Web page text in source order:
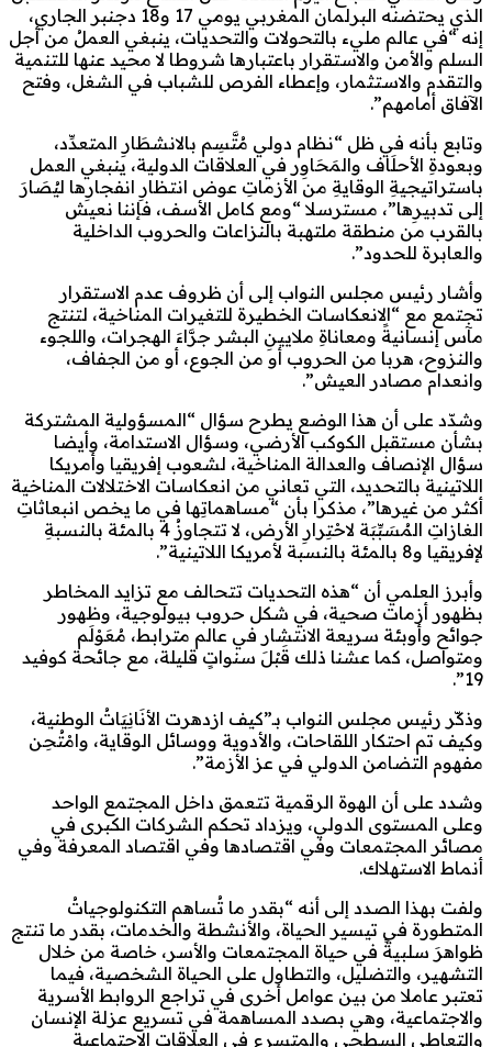
الذي يحتضنه البرلمان المغربي يومي 17 و18 دجنبر الجاري،
إنه “في عالم مليء بالتحولات والتحديات، ينبغي العملُ من أجل
السلم والأمن والاستقرار باعتبارها شروطا لا محيد عنها للتنمية
والتقدم والاستثمار، وإعطاء الفرص للشباب في الشغل، وفتح
الآفاق أمامهم”.
وتابع بأنه في ظل “نظام دولي مُتَّسِم بالانشطَارِ المتعدِّد،
وبعودةِ الأحلَاف والمَحَاوِر في العلاقات الدولية، ينبغي العمل
باستراتيجيةِ الوقايةِ من الأزماتِ عوض انتظارِ انفجارِها ليُصَارَ
إلى تدبيرِها”، مسترسلا “ومع كامل الأسف، فإننا نعيش
بالقرب من منطقة ملتهبة بالنزاعات والحروب الداخلية
والعابرة للحدود”.
وأشار رئيس مجلس النواب إلى أن ظروف عدم الاستقرار
تجتمع مع “الانعكاسات الخطيرة للتغيرات المناخية، لتنتج
مآس إنسانيةً ومعاناةِ ملايينِ البشر جرَّاءَ الهجرات، واللجوء
والنزوح، هربا من الحروب أو من الجوع، أو من الجفاف،
وانعدام مصادر العيش”.
وشدّد على أن هذا الوضع يطرح سؤال “المسؤولية المشتركة
بشأن مستقبل الكوكب الأرضي، وسؤال الاستدامة، وأيضا
سؤال الإنصاف والعدالة المناخية، لشعوب إفريقيا وأمريكا
اللاتينية بالتحديد، التي تعاني من انعكاسات الاختلالات المناخية
أكثر من غيرها”، مذكرا بأن “مساهماتِها في ما يخص انبعاثاتِ
الغازاتِ المُسَبِّبَة لاحْتِرارِ الأرض، لا تتجاوزُ 4 بالمئة بالنسبةِ
لإفريقيا و8 بالمئة بالنسبة لأمريكا اللاتينية”.
وأبرز العلمي أن “هذه التحديات تتحالف مع تزايد المخاطر
بظهور أزمات صحية، في شكل حروب بيولوجية، وظهور
جوائح وأوبئة سريعة الانتشار في عالم مترابط، مُعَوْلَم
ومتواصل، كما عشنا ذلك قَبْلَ سنواتٍ قليلة، مع جائحة كوفيد
19”.
وذكّر رئيس مجلس النواب بـ”كيف ازدهرت الأنَانِيَاتُ الوطنية،
وكيف تم احتكار اللقاحات، والأدوية ووسائل الوقاية، وامْتُحِن
مفهوم التضامن الدولي في عز الأزمة”.
وشدد على أن الهوة الرقمية تتعمق داخل المجتمع الواحد
وعلى المستوى الدولي، ويزداد تحكم الشركات الكبرى في
مصائر المجتمعات وفي اقتصادها وفي اقتصاد المعرفة وفي
أنماط الاستهلاك.
ولفت بهذا الصدد إلى أنه “بقدر ما تُساهم التكنولوجياتُ
المتطورة في تيسير الحياة، والأنشطة والخدمات، بقدر ما تنتج
ظواهرَ سلبيةً في حياة المجتمعات والأسر، خاصة من خلال
التشهير، والتضليل، والتطاول على الحياة الشخصية، فيما
تعتبر عاملا من بين عوامل أخرى في تراجع الروابط الأسرية
والاجتماعية، وهي بصدد المساهمة في تسريع عزلة الإنسان
والتعاطي السطحي والمتسرع في العلاقات الاجتماعية